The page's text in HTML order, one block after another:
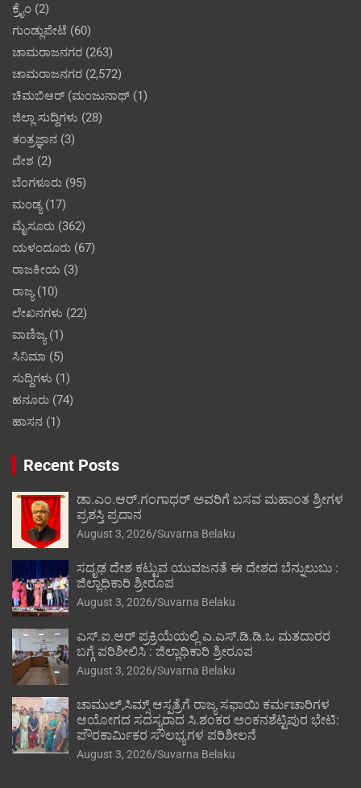
ಕ್ರೈಂ (2)
ಗುಂಡ್ಲುಪೇಟೆ (60)
ಚಾಮರಾಜನಗರ (263)
ಚಾಮರಾಜನಗರ (2,572)
ಚಿಮಬಿಆರ್ (ಮಂಜುನಾಥ್ (1)
ಜಿಲ್ಲಾ ಸುದ್ದಿಗಳು (28)
ತಂತ್ರಜ್ಞಾನ (3)
ದೇಶ (2)
ಬೆಂಗಳೂರು (95)
ಮಂಡ್ಯ(17)
ಮೈಸೂರು (362)
ಯಳಂದೂರು (67)
ರಾಜಕೀಯ (3)
ರಾಜ್ಯ(10)
ಲೇಖನಗಳು (22)
ವಾಣಿಜ್ಯ(1)
ಸಿನಿಮಾ (5)
ಸುದ್ದಿಗಳು (1)
ಹನೂರು (74)
ಹಾಸನ (1)
Recent Posts
ಡಾ.ಎಂ.ಆರ್.ಗಂಗಾಧರ್ ಅವರಿಗೆ ಬಸವ ಮಹಾಂತ ಶ್ರೀಗಳ
ಪ್ರಶಸ್ತಿ ಪ್ರದಾನ
August 3, 2026 Suvarna Belaku
ಸದೃಢ ದೇಶ ಕಟ್ಟುವ ಯುವಜನತೆ ಈ ದೇಶದ ಬೆನ್ನುಲುಬು :
ಜಿಲ್ಲಾಧಿಕಾರಿ ಶ್ರೀರೂಪ
August 3, 2026 Suvarna Belaku
ಎಸ್.ಐ.ಆರ್ ಪ್ರಕ್ರಿಯೆಯಲ್ಲಿ ಎ.ಎಸ್.ಡಿ.ಡಿ.ಒ ಮತದಾರರ
ಬಗ್ಗೆ ಪರಿಶೀಲಿಸಿ : ಜಿಲ್ಲಾಧಿಕಾರಿ ಶ್ರೀರೂಪ
August 3, 2026 Suvarna Belaku
ಚಾಮುಲ್,ಸಿಮ್ಸ್ ಆಸ್ಪತ್ರೆಗೆ ರಾಜ್ಯ ಸಫಾಯಿ ಕರ್ಮಚಾರಿಗಳ
ಆಯೋಗದ ಸದಸ್ಯರಾದ ಸಿ.ಶಂಕರ ಅಂಕನಶೆಟ್ಟಿಪುರ ಭೇಟಿ:
ಪೌರಕಾರ್ಮಿಕರ ಸೌಲಭ್ಯಗಳ ಪರಿಶೀಲನೆ
August 3, 2026 Suvarna Belaku